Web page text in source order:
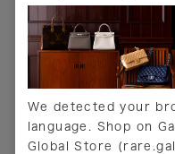
We detected your
language. Shop on
Global Store
お支払いについて
配送について
送料について
返品について